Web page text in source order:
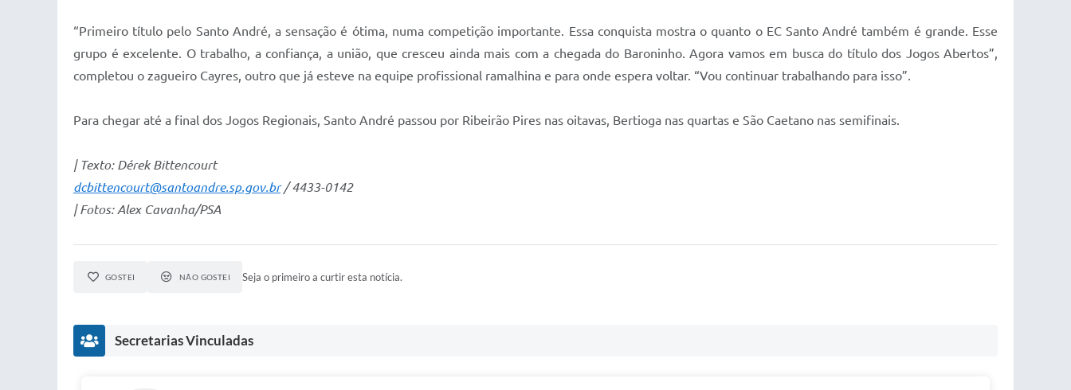
“Primeiro título pelo Santo André, a sensação é ótima, numa competição importante. Essa conquista mostra o quanto o EC Santo André também é grande. Esse
grupo é excelente. O trabalho, a confiança, a união, que cresceu ainda mais com a chegada do Baroninho. Agora vamos em busca do título dos Jogos Abertos”,
completou o zagueiro Cayres, outro que já esteve na equipe profissional ramalhina e para onde espera voltar. “Vou continuar trabalhando para isso”.
Para chegar até a final dos Jogos Regionais, Santo André passou por Ribeirão Pires nas oitavas, Bertioga nas quartas e São Caetano nas semifinais.
| Texto: Dérek Bittencourt
dcbittencourt@santoandre.sp.gov.br/ 4433-0142
| Fotos: Alex Cavanha/PSA
GOSTEI NÃO GOSTEI Seja o primeiro a curtir esta notícia.
Secretarias Vinculadas